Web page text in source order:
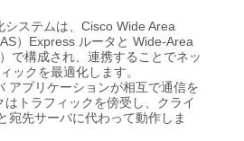
システムは、 Cisco Wide Area
） Express ルータと Wide-Area
）で構成され、連携することでネッ
ィックを最適化します。
アプリケーションが相互で通信を
トラフィックを傍受し、クライ
宛先サーバに代わって動作しま